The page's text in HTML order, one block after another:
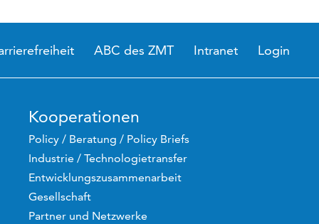
ABC des ZMT Intranet Login
Kooperationen
Policy / Beratung / Policy Briefs
Industrie / Technologietransfer
Entwicklungszusammenarbeit
Gesellschaft
Partner und Netzwerke